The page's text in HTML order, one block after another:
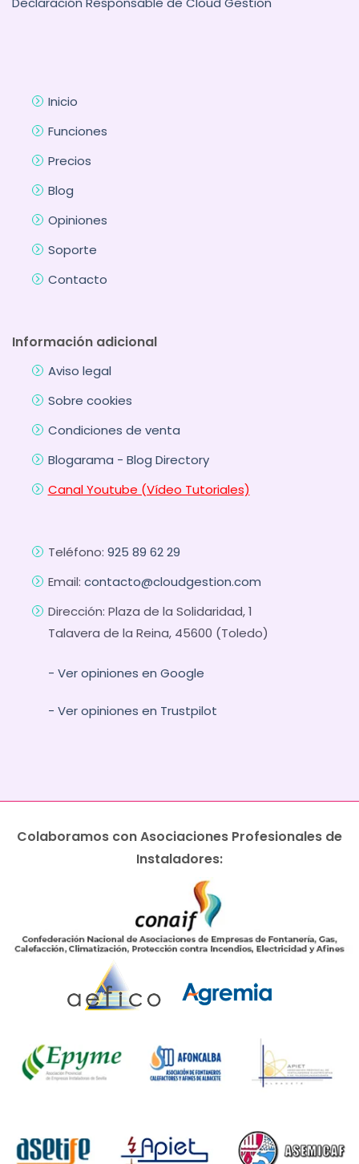
Inicio
Funciones
Precios
Blog
Opiniones
Soporte
Contacto
Información adicional
Aviso legal
Sobre cookies
Condiciones de venta
Blogarama - Blog Directory
Canal Youtube (Vídeo Tutoriales)
Teléfono: 925 89 62 29
Email: contacto@cloudgestion.com
Dirección: Plaza de la Solidaridad, 1
Talavera de la Reina, 45600 (Toledo)
- Ver opiniones en Google
- Ver opiniones en Trustpilot
Colaboramos con Asociaciones Profesionales de
Instaladores: